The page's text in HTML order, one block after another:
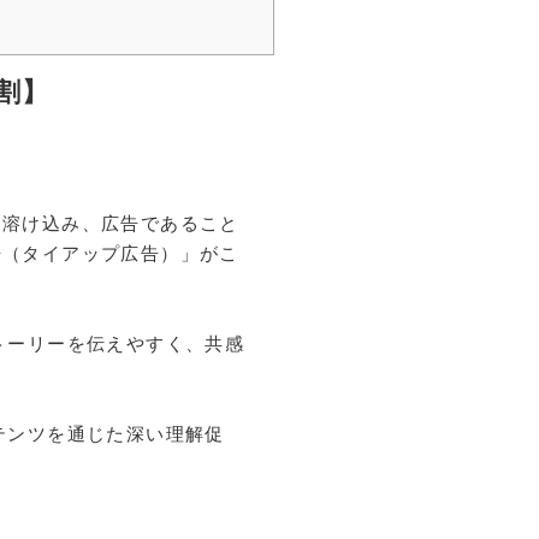
け込み、広告であること
タイアップ広告）」がこ
リーを伝えやすく、共感
ツを通じた深い理解促